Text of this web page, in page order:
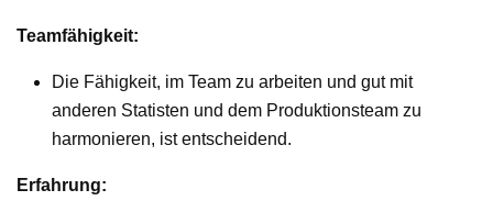
Teamfähigkeit:
Die Fähigkeit, im Team zu arbeiten und gut mit
anderen Statisten und dem Produktionsteam zu
harmonieren, ist entscheidend.
Erfahrung: